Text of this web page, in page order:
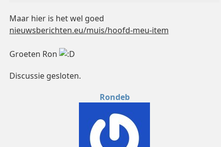
Maar hier is het wel goed
nieuwsberichten.eu/muis/hoofd-meu-item
Groeten Ron
Discussie gesloten.
Rondeb